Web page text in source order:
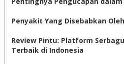
Penyakit Yang Disebabkan
Review Pintu: Platform
Terbaik di Indonesia